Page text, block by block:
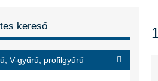
kereső
V-gyűrű, profilgyűrű